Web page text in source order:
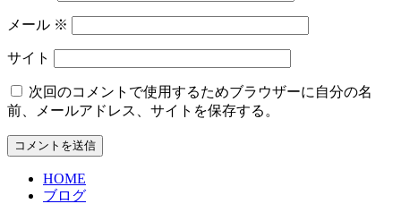
メール ※
サイト
次回のコメントで使用するためブラウザーに自分の名
前、メールアドレス、サイトを保存する。
HOME
ブログ